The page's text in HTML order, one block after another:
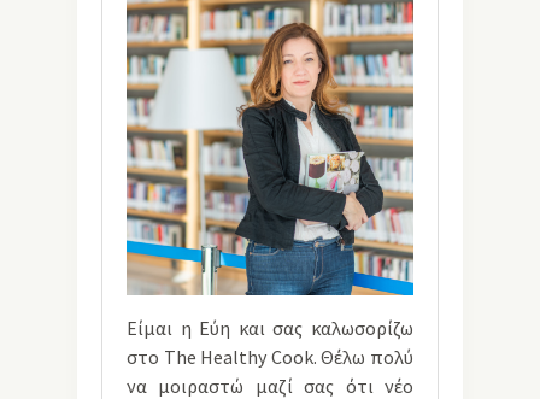
Είμαι η Εύη και σας καλωσορίζω
στο The Healthy Cook. Θέλω πολύ
να μοιραστώ μαζί σας ότι νέο